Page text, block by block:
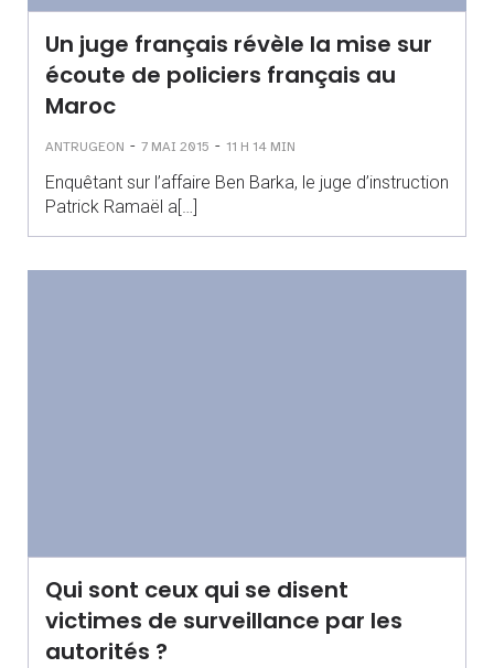
Un juge français révèle la mise sur
écoute de policiers français au
Maroc
ANTRUGEON - 7 MAI 2015 - 11 H 14 MIN
Enquêtant sur l’affaire Ben Barka, le juge d’instruction
Patrick Ramaël a[…]
Qui sont ceux qui se disent
victimes de surveillance par les
autorités ?